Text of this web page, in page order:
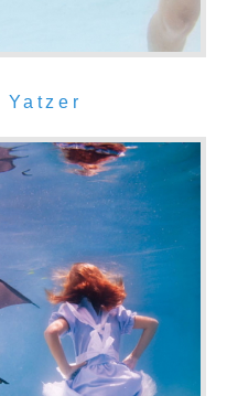
Yatzer